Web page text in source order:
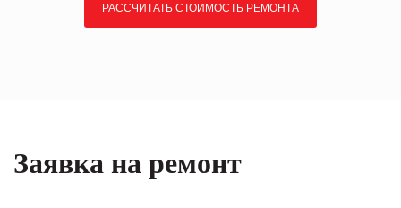
РАССЧИТАТЬ СТОИМОСТЬ РЕМОНТА
Заявка на ремонт